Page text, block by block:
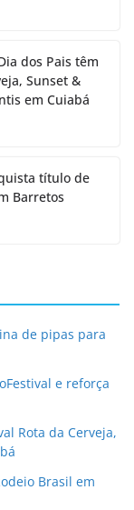
dos Pais têm
Sunset &
em Cuiabá
título de
Barretos
de pipas para
e reforça
Rota da Cerveja,
Brasil em